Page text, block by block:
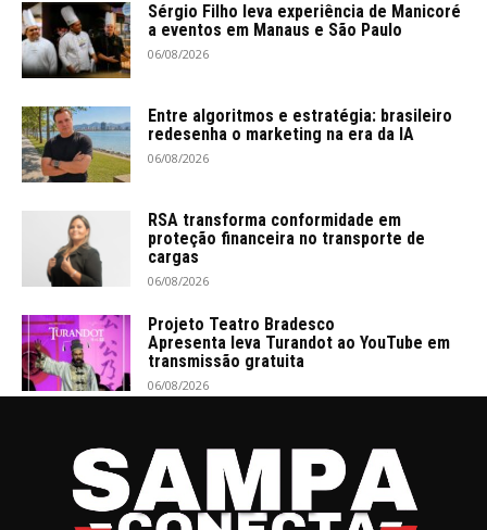
Sérgio Filho leva experiência de Manicoré
a eventos em Manaus e São Paulo
06/08/2026
Entre algoritmos e estratégia: brasileiro
redesenha o marketing na era da IA
06/08/2026
RSA transforma conformidade em
proteção financeira no transporte de
cargas
06/08/2026
Projeto Teatro Bradesco
Apresenta leva Turandot ao YouTube em
transmissão gratuita
06/08/2026